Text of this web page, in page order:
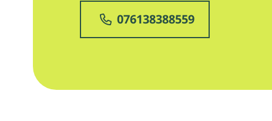
076138388559